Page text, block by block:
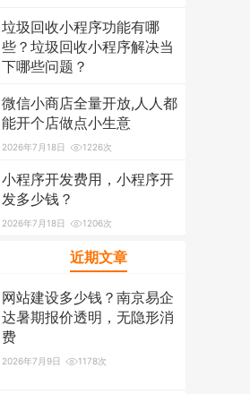
垃圾回收小程序功能有哪
些？垃圾回收小程序解决当
下哪些问题？
微信小商店全量开放,人人都
能开个店做点小生意
2026年7月18日 1226次
小程序开发费用，小程序开
发多少钱？
2026年7月18日 1206次
近期文章
网站建设多少钱？南京易企
达暑期报价透明，无隐形消
费
2026年7月9日 1178次